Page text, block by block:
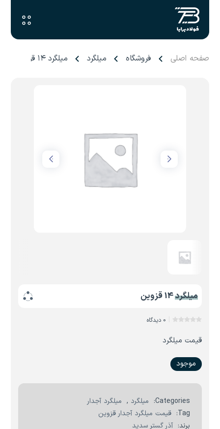
صفحه اصلی فروشگاه میلگرد میلگرد ۱۴ قزوین
میلگرد 14 قزوین
0 دیدگاه
قیمت میلگرد
موجود
Categories: میلگرد , میلگرد آجدار
Tag:
قیمت میلگرد آجدار قزوین
برند: آذر گستر سدید